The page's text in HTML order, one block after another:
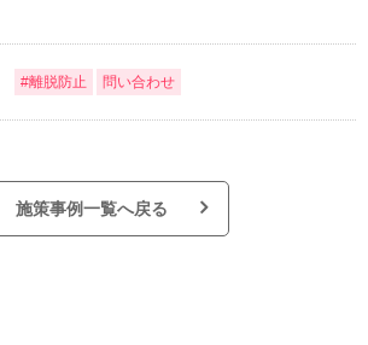
#離脱防止 問い合わせ
施策事例一覧へ戻る